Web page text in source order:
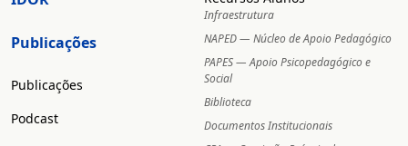
Publicações
Publicações
Podcast
Infraestrutura
NAPED — Núcleo de Apoio Pedagógico
PAPES — Apoio Psicopedagógico e
Social
Biblioteca
Documentos Institucionais